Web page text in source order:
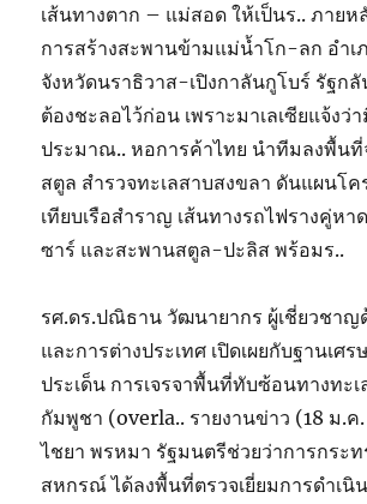
เส้นทางตาก – แม่สอด ให้เป็นร.. ภายห
การสร้างสะพานข้ามแม่น้ำโก-ลก อำเ
จังหวัดนราธิวาส-เปิงกาลันกูโบร์ รัฐกลั
ต้องชะลอไว้ก่อน เพราะมาเลเซียแจ้งว่
ประมาณ.. หอการค้าไทย นำทีมลงพื้นที่
สตูล สำรวจทะเลสาบสงขลา ดันแผนโค
เทียบเรือสำราญ เส้นทางรถไฟรางคู่ห
ซาร์ และสะพานสตูล-ปะลิส พร้อมร..
รศ.ดร.ปณิธาน วัฒนายากร ผู้เชี่ยวชา
และการต่างประเทศ เปิดเผยกับฐานเศร
ประเด็น การเจรจาพื้นที่ทับซ้อนทางทะ
กัมพูชา (overla.. รายงานข่าว (18 ม.ค
ไชยา พรหมา รัฐมนตรีช่วยว่าการกระท
สหกรณ์ ได้ลงพื้นที่ตรวจเยี่ยมการดำเนิ